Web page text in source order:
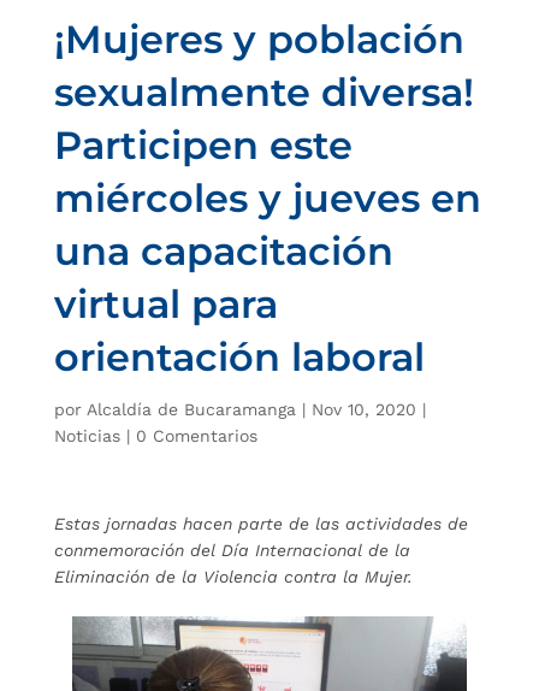
¡Mujeres y población
sexualmente diversa!
Participen este
miércoles y jueves en
una capacitación
virtual para
orientación laboral
por Alcaldía de Bucaramanga | Nov 10, 2020 |
Noticias| 0 Comentarios
Estas jornadas hacen parte de las actividades de
conmemoración del Día Internacional de la
Eliminación de la Violencia contra la Mujer.